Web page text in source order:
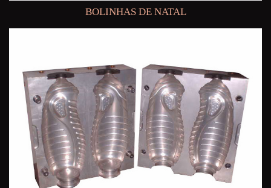
BOLINHAS DE NATAL